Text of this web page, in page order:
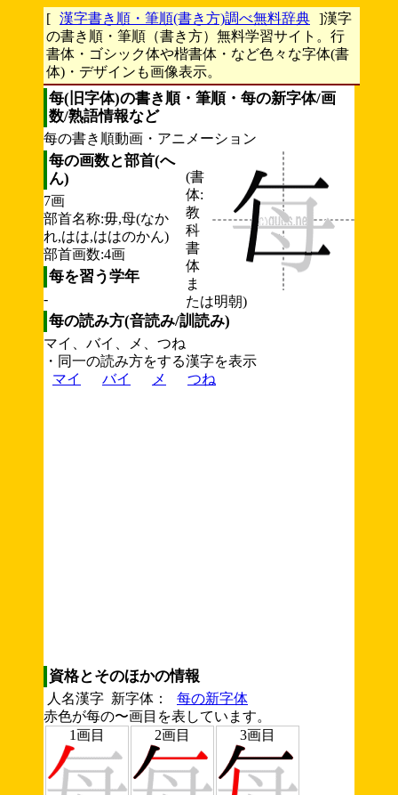
[ 漢字書き順・筆順(書き方)調べ無料辞典 ]漢字
の書き順・筆順（書き方）無料学習サイト。行
書体・ゴシック体や楷書体・など色々な字体(書
体)・デザインも画像表示。
每(旧字体)の書き順・筆順・每の新字体/画
数/熟語情報など
每の書き順動画・アニメーション
(書
体:
教
科
書
体
ま
たは明朝)
每の画数と部首(へ
ん)
7画
部首名称:毋,母(なか
れ,はは,ははのかん)
部首画数:4画
每を習う学年
-
每の読み方(音読み/訓読み)
マイ、バイ、メ、つね
・同一の読み方をする漢字を表示
マイ
バイ メ つね
資格とそのほかの情報
人名漢字 新字体：
每の新字体
赤色が每の〜画目を表しています。
1画目
2画目 3画目